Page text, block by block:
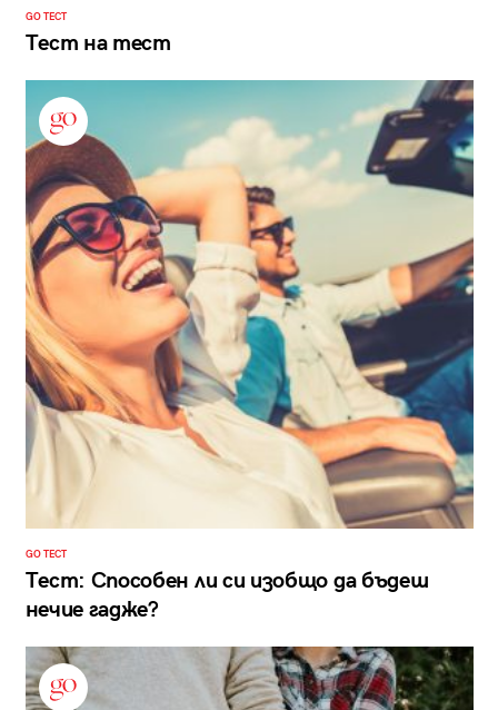
GO ТЕСТ
Тест на тест
GO ТЕСТ
Тест: Способен ли си изобщо да бъдеш
нечие гадже?